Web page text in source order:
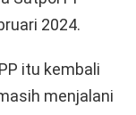
2024.
itu kembali
menjalani